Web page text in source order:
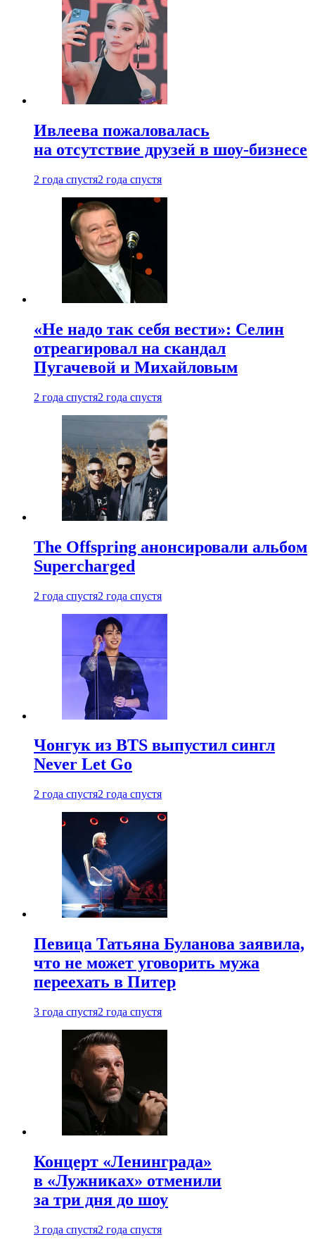
Ивлеева пожаловалась
на отсутствие друзей в шоу-бизнесе
2 года спустя2 года спустя
«Не надо так себя вести»: Селин
отреагировал на скандал
Пугачевой и Михайловым
2 года спустя2 года спустя
The Offspring анонсировали альбом
Supercharged
2 года спустя2 года спустя
Чонгук из BTS выпустил сингл
Never Let Go
2 года спустя2 года спустя
Певица Татьяна Буланова заявила,
что не может уговорить мужа
переехать в Питер
3 года спустя2 года спустя
Концерт «Ленинграда»
в «Лужниках» отменили
за три дня до шоу
3 года спустя2 года спустя